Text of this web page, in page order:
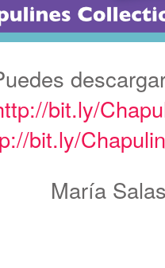
bit.ly/
bit.ly/
María